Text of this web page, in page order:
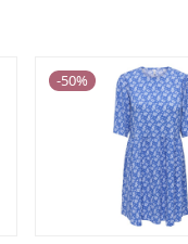
-50%